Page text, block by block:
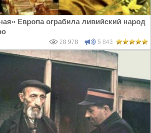
Европа ограбила ливийский народ
28 978 5 843